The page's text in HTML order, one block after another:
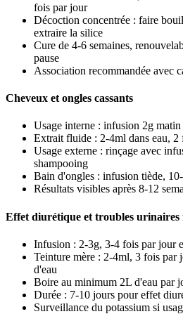
fois par jour
Décoction concentrée : faire
extraire la silice
Cure de 4-6 semaines,
pause
Association recommandée avec
Cheveux et ongles cassants
Usage interne : infusion 2g
Extrait fluide : 2-4ml dans eau, 2
Usage externe : rinçage avec
shampooing
Bain d'ongles : infusion tiède,
Résultats visibles après 8-12
Effet diurétique et troubles urinaires
Infusion : 2-3g, 3-4 fois par jour
Teinture mère : 2-4ml, 3 fois par
d'eau
Boire au minimum 2L d'eau par
Durée : 7-10 jours pour effet
Surveillance du potassium si